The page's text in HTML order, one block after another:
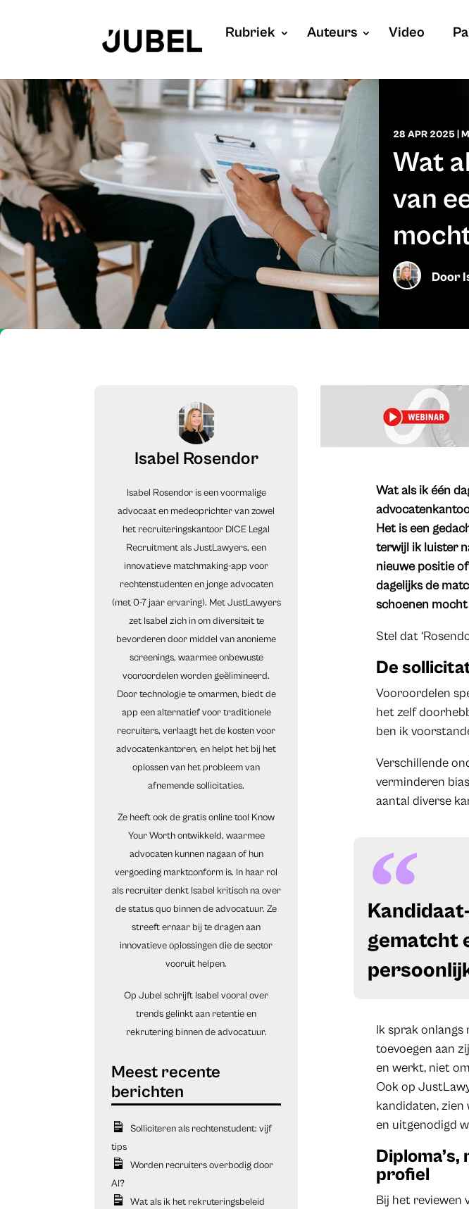
Rubriek Auteurs Video
28 APR 2025|
Wat
van
Door
Isabel Rosendor
Isabel Rosendor is een voormalige
advocaat en medeoprichter van zowel
het recruiteringskantoor DICE Legal
Recruitment als JustLawyers, een
innovatieve matchmaking-app voor
rechtenstudenten en jonge advocaten
(met 0-7 jaar ervaring). Met JustLawyers
zet Isabel zich in om diversiteit te
bevorderen door middel van anonieme
screenings, waarmee onbewuste
vooroordelen worden geëlimineerd.
Door technologie te omarmen, biedt de
app een alternatief voor traditionele
recruiters, verlaagt het de kosten voor
advocatenkantoren, en helpt het bij het
oplossen van het probleem van
afnemende sollicitaties.
Ze heeft ook de gratis online tool Know
Your Worth ontwikkeld, waarmee
advocaten kunnen nagaan of hun
vergoeding marktconform is. In haar rol
als recruiter denkt Isabel kritisch na over
de status quo binnen de advocatuur. Ze
streeft ernaar bij te dragen aan
innovatieve oplossingen die de sector
vooruit helpen.
Op Jubel schrijft Isabel vooral over
trends gelinkt aan retentie en
rekrutering binnen de advocatuur.
Solliciteren als rechtenstudent: vijf
tips
Worden recruiters overbodig door
AI?
Wat als ik het rekruteringsbeleid
Wat als ik één
Het is een
terwijl ik luister
nieuwe positie
dagelijks de
schoenen
Stel dat
De
Vooroordelen
het zelf
ben ik
Verschillende
verminderen
aantal diverse
gematcht
Ik sprak
toevoegen aan
en werkt, niet
Ook op
kandidaten,
en uitgenodigd
profiel
Bij het reviewen